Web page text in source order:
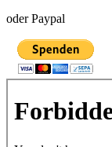
oder Paypal